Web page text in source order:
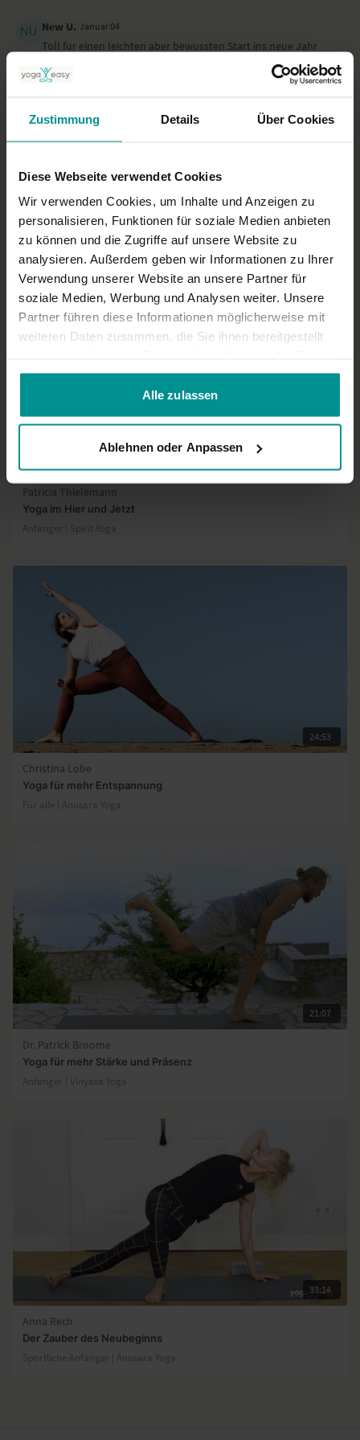
Zustimmung Details Über Cookies
Diese Webseite verwendet Cookies
Wir verwenden Cookies, um Inhalte und Anzeigen zu
personalisieren, Funktionen für soziale Medien anbieten
zu können und die Zugriffe auf unsere Website zu
analysieren. Außerdem geben wir Informationen zu Ihrer
Verwendung unserer Website an unsere Partner für
soziale Medien, Werbung und Analysen weiter. Unsere
Partner führen diese Informationen möglicherweise mit
weiteren Daten zusammen, die Sie ihnen bereitgestellt
gesammelt haben.
Alle zulassen
Ablehnen oder Anpassen
New U. Januar 04
Toll für einen leichten aber bewussten Start ins neue Jahr
0
Wunderbar! Stärkend und inspirierend.
Mehr laden
Ähnliche Videos
Patricia Thielemann
Yoga im Hier und Jetzt
Anfänger | Spirit Yoga
24:53
Christina Lobe
Yoga für mehr Entspannung
Für alle | Anusara Yoga
21:07
Dr. Patrick Broome
Yoga für mehr Stärke und Präsenz
Anfänger | Vinyasa Yoga
33:14
Anna Rech
Der Zauber des Neubeginns
Sportliche Anfänger | Anusara Yoga